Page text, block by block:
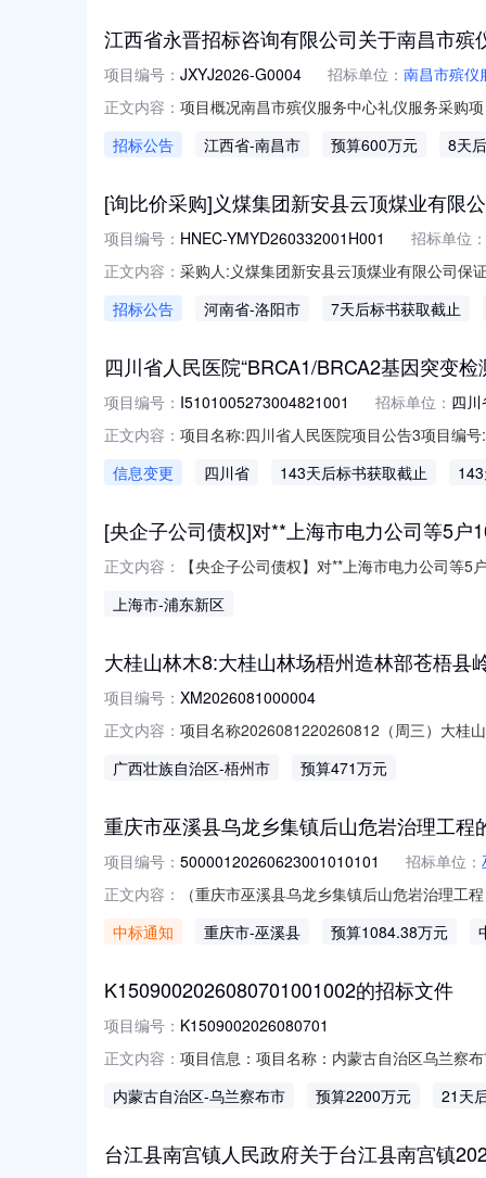
江西省永晋招标咨询有限公司关于南昌市
项目编号： JXYJ2026-G0004 招标单位： 南昌市殡仪
正文内容： 项目概况南昌市殡仪服务中心礼仪服务采购
高限价：6000000.00元采购需求：采购条
招标公告 江西省-南昌市 预算600万元 8天
[询比价采购]义煤集团新安县云顶煤业有限
项目编号： HNEC-YMYD260332001H001
招标单位：
正文内容： 采购人:义煤集团新安县云顶煤业有限公司
义煤集团新安县云顶煤业有限公司监测设备
招标公告 河南省-洛阳市 7天后标书获取截止
四川省人民医院“BRCA1/BRCA2基因突变
项目编号： I5101005273004821001 招标单位： 四
正文内容： 项目名称:四川省人民医院项目公告3项目编
08-0700:00截止时间：2026-08-1400:00项
信息变更 四川省 143天后标书获取截止
[央企子公司债权]对**上海市电力公司等5户
正文内容：
【央企子公司债权】对**上海市电力公司等
上海市-浦东新区
大桂山林木8:大桂山林场梧州造林部苍梧
项目编号： XM2026081000004
正文内容： 项目名称2026081220260812（周三）大桂
11:00:00倒计时周期：3分钟（180秒）报价
广西壮族自治区-梧州市 预算471万元
重庆市巫溪县乌龙乡集镇后山危岩治理工程
项目编号： 50000120260623001010101 招标单位：
正文内容：
（重庆市巫溪县乌龙乡集镇后山危岩治理
询（重庆）有限公司社会信用代码
中标通知 重庆市-巫溪县 预算1084.38万元
K1509002026080701001002的招标文件
项目编号： K1509002026080701
正文内容： 项目信息：项目名称：内蒙古自治区乌兰察
内蒙古自治区-乌兰察布市 预算2200万元 21天
台江县南宫镇人民政府关于台江县南宫镇